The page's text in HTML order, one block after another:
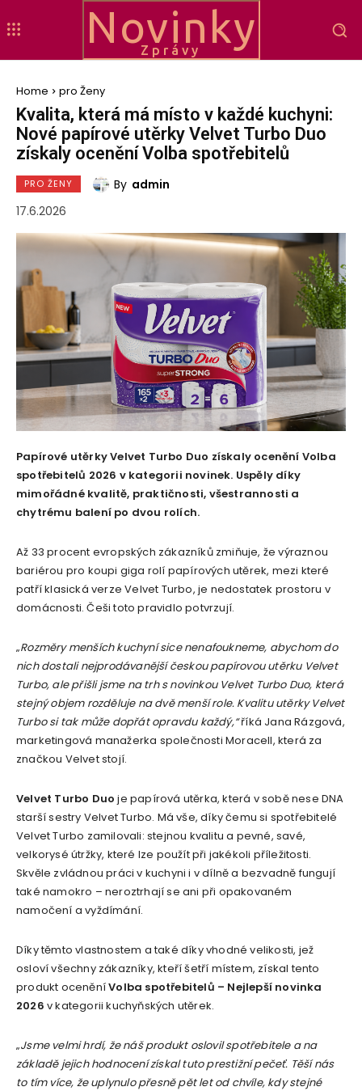
Novinky
Zprávy
Home pro Ženy
Kvalita, která má místo v každé kuchyni:
Nové papírové utěrky Velvet Turbo Duo
získaly ocenění Volba spotřebitelů
PRO ŽENY By admin
17.6.2026
Papírové utěrky Velvet Turbo Duo získaly ocenění Volba
spotřebitelů 2026 v kategorii novinek. Uspěly díky
mimořádné kvalitě, praktičnosti, všestrannosti a
chytrému balení po dvou rolích.
Až 33 procent evropských zákazníků zmiňuje, že výraznou
bariérou pro koupi giga rolí papírových utěrek, mezi které
patří klasická verze Velvet Turbo, je nedostatek prostoru v
domácnosti. Češi toto pravidlo potvrzují.
„Rozměry menších kuchyní sice nenafoukneme, abychom do
nich dostali nejprodávanější českou papírovou utěrku Velvet
Turbo, ale přišli jsme na trh s novinkou Velvet Turbo Duo, která
stejný objem rozděluje na dvě menší role. Kvalitu utěrky Velvet
Turbo si tak může dopřát opravdu každý,“říká Jana Rázgová,
marketingová manažerka společnosti Moracell, která za
značkou Velvet stojí.
Velvet Turbo Duo je papírová utěrka, která v sobě nese DNA
starší sestry Velvet Turbo. Má vše, díky čemu si spotřebitelé
Velvet Turbo zamilovali: stejnou kvalitu a pevné, savé,
velkorysé útržky, které lze použít při jakékoli příležitosti.
Skvěle zvládnou práci v kuchyni i v dílně a bezvadně fungují
také namokro – neroztrhají se ani při opakovaném
namočení a vyždímání.
Díky těmto vlastnostem a také díky vhodné velikosti, jež
osloví všechny zákazníky, kteří šetří místem, získal tento
produkt oceněníVolba spotřebitelů – Nejlepší novinka
2026 v kategorii kuchyňských utěrek.
„Jsme velmi hrdí, že náš produkt oslovil spotřebitele a na
základě jejich hodnocení získal tuto prestižní pečeť. Těší nás
to tím více, že uplynulo přesně pět let od chvíle, kdy stejné